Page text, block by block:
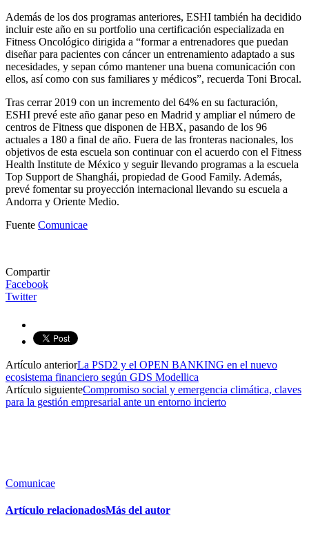
Además de los dos programas anteriores, ESHI también ha decidido
incluir este año en su portfolio una certificación especializada en
Fitness Oncológico dirigida a “formar a entrenadores que puedan
diseñar para pacientes con cáncer un entrenamiento adaptado a sus
necesidades, y sepan cómo mantener una buena comunicación con
ellos, así como con sus familiares y médicos”, recuerda Toni Brocal.
Tras cerrar 2019 con un incremento del 64% en su facturación,
ESHI prevé este año ganar peso en Madrid y ampliar el número de
centros de Fitness que disponen de HBX, pasando de los 96
actuales a 180 a final de año. Fuera de las fronteras nacionales, los
objetivos de esta escuela son continuar con el acuerdo con el Fitness
Health Institute de México y seguir llevando programas a la escuela
Top Support de Shanghái, propiedad de Good Family. Además,
prevé fomentar su proyección internacional llevando su escuela a
Andorra y Oriente Medio.
Fuente Comunicae
Compartir
Facebook
Twitter
Artículo anteriorLa PSD2 y el OPEN BANKING en el nuevo
ecosistema financiero según GDS Modellica
Artículo siguienteCompromiso social y emergencia climática, claves
para la gestión empresarial ante un entorno incierto
Comunicae
Artículo relacionadosMás del autor